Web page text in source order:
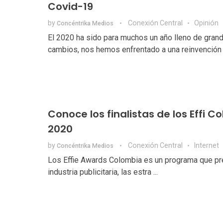
Covid-19
by Concéntrika Medios Conexión Central Opinión
El 2020 ha sido para muchos un año lleno de
cambios, nos hemos enfrentado a una reinvención
Conoce los finalistas de los Effi
2020
by Concéntrika Medios Conexión Central Internet
Los Effie Awards Colombia es un programa que
industria publicitaria, las estra ...